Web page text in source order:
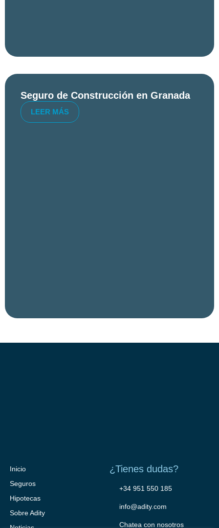
Seguro de Construcción en Granada
LEER MÁS
Inicio
Seguros
Hipotecas
Sobre Adity
¿Tienes dudas?
+34 951 550 185
info@adity.com
Chatea con nosotros